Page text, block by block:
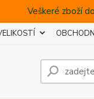
Veškeré zboží